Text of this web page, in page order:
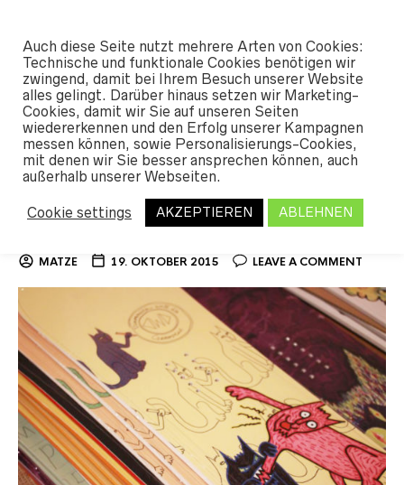
TAG ARCHIVES:SEAN GENOVESE
Dinosaurs will die
Snowboards 2016 sind online
MATZE 19. OKTOBER 2015 LEAVE A COMMENT
Auch diese Seite nutzt mehrere Arten von Cookies:
Technische und funktionale Cookies benötigen wir
zwingend, damit bei Ihrem Besuch unserer Website
alles gelingt. Darüber hinaus setzen wir Marketing-
Cookies, damit wir Sie auf unseren Seiten
wiedererkennen und den Erfolg unserer Kampagnen
messen können, sowie Personalisierungs-Cookies,
mit denen wir Sie besser ansprechen können, auch
außerhalb unserer Webseiten.
Cookie settings AKZEPTIEREN ABLEHNEN